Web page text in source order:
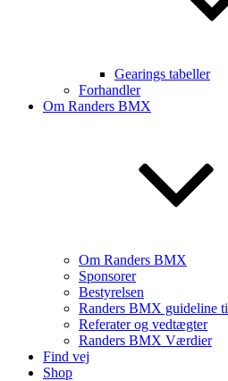
Gearings tabeller
Forhandler
Om Randers BMX
Om Randers BMX
Sponsorer
Bestyrelsen
Randers BMX guideline
Referater og vedtægter
Randers BMX Værdier
Find vej
Shop